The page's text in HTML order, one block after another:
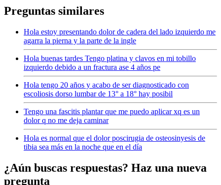
Preguntas similares
Hola estoy presentando dolor de cadera del lado izquierdo me
agarra la pierna y la parte de la ingle
Hola buenas tardes Tengo platina y clavos en mi tobillo
izquierdo debido a un fractura ase 4 años pe
Hola tengo 20 años y acabo de ser diagnosticado con
escoliosis dorso lumbar de 13° a 18° hay posibil
Tengo una fascitis plantar que me puedo aplicar xq es un
dolor q no me deja caminar
Hola es normal que el dolor poscirugia de osteosinyesis de
tibia sea más en la noche que en el día
¿Aún buscas respuestas? Haz una nueva
pregunta